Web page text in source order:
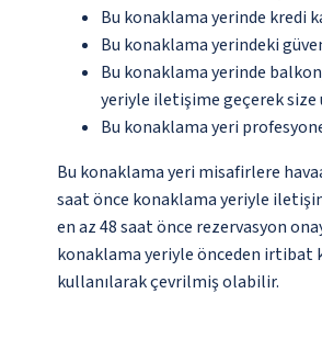
Bu konaklama yerinde kredi
Bu konaklama yerindeki
Bu konaklama yerinde
yeriyle iletişime geçerek size
Bu konaklama yeri
Bu konaklama yeri misafirlere
saat önce konaklama yeriyle
en az 48 saat önce rezervasyon
konaklama yeriyle önceden irtibat
kullanılarak çevrilmiş olabilir.